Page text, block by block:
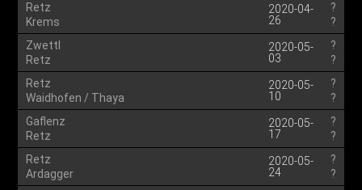
Retz
Krems
2020-04-
26
?
?
Zwettl
Retz
2020-05-
03
?
?
Retz
Waidhofen / Thaya
2020-05-
10
?
?
Gaflenz
Retz
2020-05-
17
?
?
Retz
Ardagger
2020-05-
24
?
?